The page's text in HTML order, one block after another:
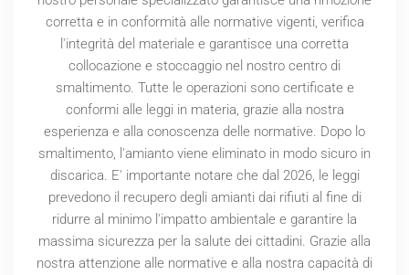
corretta e in conformità alle normative vigenti, verifica
l'integrità del materiale e garantisce una corretta
collocazione e stoccaggio nel nostro centro di
smaltimento. Tutte le operazioni sono certificate e
conformi alle leggi in materia, grazie alla nostra
esperienza e alla conoscenza delle normative. Dopo lo
smaltimento, l'amianto viene eliminato in modo sicuro in
discarica. E' importante notare che dal 2026, le leggi
prevedono il recupero degli amianti dai rifiuti al fine di
ridurre al minimo l'impatto ambientale e garantire la
massima sicurezza per la salute dei cittadini. Grazie alla
nostra attenzione alle normative e alla nostra capacità di